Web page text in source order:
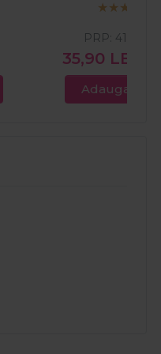
35,90 LEI
PRP: 41,68
Adauga in